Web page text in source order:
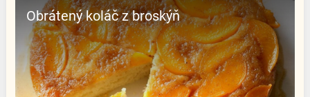
Obrátený koláč z broskýň